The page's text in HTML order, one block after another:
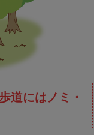
道にはノミ・